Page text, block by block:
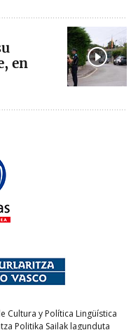
en
Cultura y Política Lingüística
Politika Sailak lagunduta